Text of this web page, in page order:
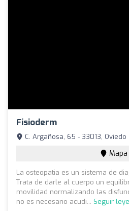
Fisioderm
C. Argañosa, 65 - 33013, Oviedo
Mapa
La osteopatia es un sistema de
Trata de darle al cuerpo un
movilidad normalizando las
no es necesario acudi... Seguir